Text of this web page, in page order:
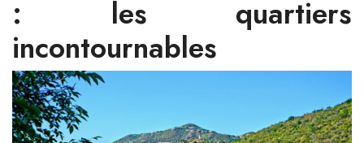
: les quartiers
incontournables